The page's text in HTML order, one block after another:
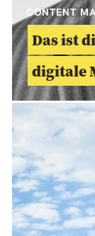
CONTENT
Das ist
digitale